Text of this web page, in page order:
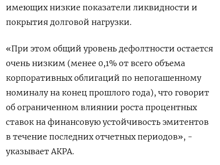
имеющих низкие показатели ликвидности и
покрытия долговой нагрузки.
«При этом общий уровень дефолтности остается
очень низким (менее 0,1% от всего объема
корпоративных облигаций по непогашенному
номиналу на конец прошлого года), что говорит
об ограниченном влиянии роста процентных
ставок на финансовую устойчивость эмитентов
в течение последних отчетных периодов», -
указывает АКРА.